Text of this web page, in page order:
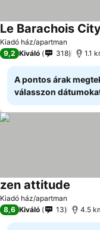
Kiadó ház/apartman
Le Barachois
9,2 Kiváló 318 1.1
A pontos árak
válasszon
Kiadó ház/apartman
zen attitude
8,6 Kiváló 13 4.5